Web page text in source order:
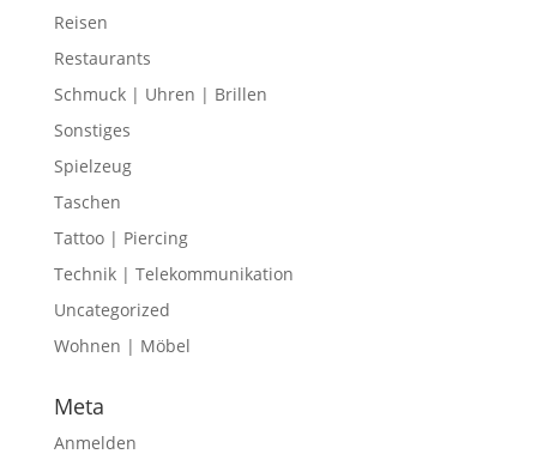
Reisen
Restaurants
Schmuck | Uhren | Brillen
Sonstiges
Spielzeug
Taschen
Tattoo | Piercing
Technik | Telekommunikation
Uncategorized
Wohnen | Möbel
Meta
Anmelden